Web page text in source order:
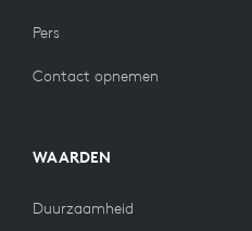
Pers
Contact opnemen
WAARDEN
Duurzaamheid